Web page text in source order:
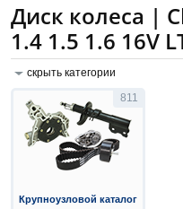
Диск колеса |
1.4 1.5 1.6 16V
скрыть категории
811
Крупноузловой каталог